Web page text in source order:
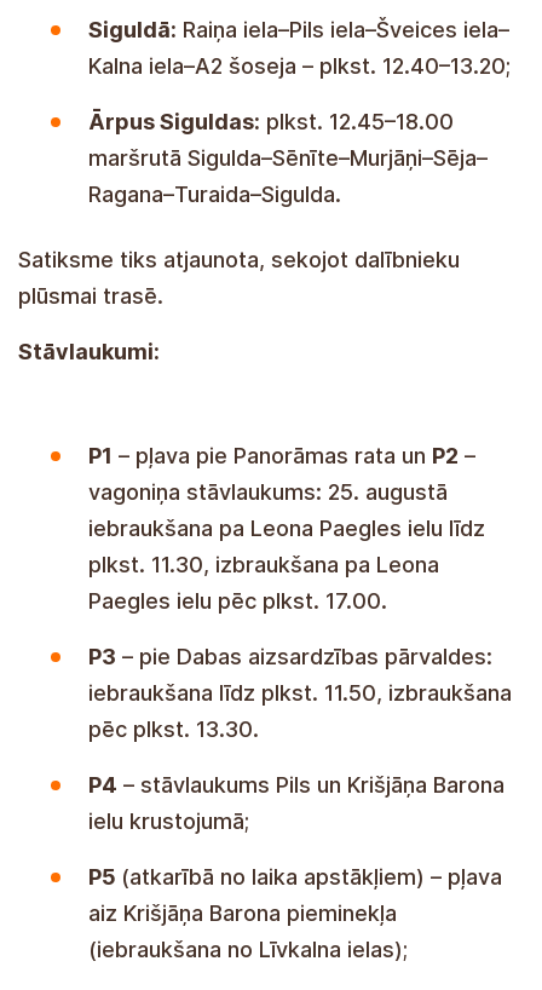
Siguldā: Raiņa iela–Pils iela–Šveices iela–
Kalna iela–A2 šoseja – plkst. 12.40–13.20;
Ārpus Siguldas: plkst. 12.45–18.00
maršrutā Sigulda–Sēnīte–Murjāņi–Sēja–
Ragana–Turaida–Sigulda.
Satiksme tiks atjaunota, sekojot dalībnieku
plūsmai trasē.
Stāvlaukumi:
P1 – pļava pie Panorāmas rata un P2 –
vagoniņa stāvlaukums: 25. augustā
iebraukšana pa Leona Paegles ielu līdz
plkst. 11.30, izbraukšana pa Leona
Paegles ielu pēc plkst. 17.00.
P3 – pie Dabas aizsardzības pārvaldes:
iebraukšana līdz plkst. 11.50, izbraukšana
pēc plkst. 13.30.
P4 – stāvlaukums Pils un Krišjāņa Barona
ielu krustojumā;
P5 (atkarībā no laika apstākļiem) – pļava
aiz Krišjāņa Barona pieminekļa
(iebraukšana no Līvkalna ielas);